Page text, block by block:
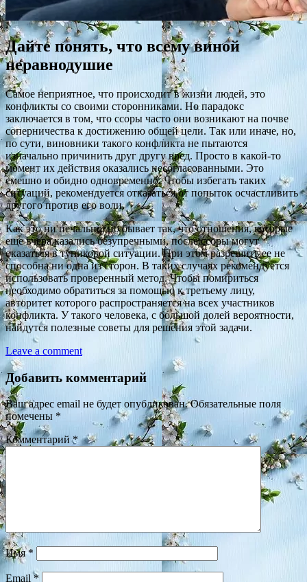
Дайте понять, что всему виной
неравнодушие
Самое неприятное, что происходит в жизни людей, это
конфликты со своими сторонниками. Но парадокс
заключается в том, что ссоры часто они возникают на почве
соперничества к достижению общей цели. Так или иначе, но,
по сути, виновники такого конфликта не пытаются
изначально причинить друг другу вред. Просто в какой-то
момент их действия оказались несогласованными. Это
смешно и обидно одновременно. Чтобы избегать таких
ситуаций, рекомендуется отказаться от попыток осчастливить
другого против его воли.
Как это ни печально, но бывает так, что отношения, которые
еще вчера казались безупречными, после ссоры могут
оказаться в тупиковой ситуации. При этом разрешить ее не
способна ни одна из сторон. В таких случаях рекомендуется
использовать проверенный метод. Чтобы помириться
необходимо обратиться за помощью к третьему лицу,
авторитет которого распространяется на всех участников
конфликта. У такого человека, с большой долей вероятности,
найдутся полезные советы для решения этой задачи.
Leave a comment
Добавить комментарий
Ваш адрес email не будет опубликован. Обязательные поля
помечены *
Комментарий*
Имя*
Email*